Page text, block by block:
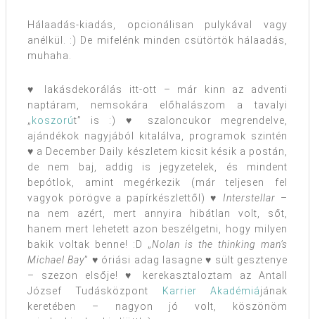
Hálaadás-kiadás, opcionálisan pulykával vagy
anélkül. :) De mifelénk minden csütörtök hálaadás,
muhaha.
♥ lakásdekorálás itt-ott – már kinn az adventi
naptáram, nemsokára előhalászom a tavalyi
„ koszorút” is :) ♥ szaloncukor megrendelve,
ajándékok nagyjából kitalálva, programok szintén
♥ a December Daily készletem kicsit késik a postán,
de nem baj, addig is jegyzetelek, és mindent
bepótlok, amint megérkezik (már teljesen fel
vagyok pörögve a papírkészlettől) ♥ Interstellar –
na nem azért, mert annyira hibátlan volt, sőt,
hanem mert lehetett azon beszélgetni, hogy milyen
bakik voltak benne! :D „Nolan is the thinking man’s
Michael Bay” ♥ óriási adag lasagne ♥ sült gesztenye
– szezon elsője! ♥ kerekasztaloztam az Antall
József Tudásközpont
Karrier Akadémiájának
keretében – nagyon jó volt, köszönöm